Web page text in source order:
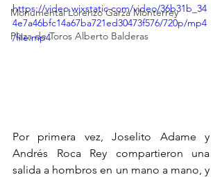
Monumental Lorenzo Garza Monterrey
Plaza de Toros Alberto Balderas
https://video.wixstatic.com/video/36b31b_34
4e7a46bfc14a67ba721ed30473f576/720p/mp4
/file.mp4
Por primera vez, Joselito Adame y
Andrés Roca Rey compartieron una
salida a hombros en un mano a mano, y